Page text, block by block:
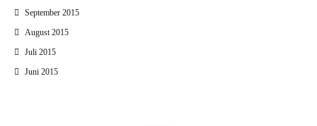
September 2015
August 2015
Juli 2015
Juni 2015